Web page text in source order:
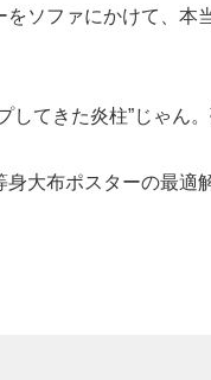
ソファにかけて、本
してきた炎柱”じゃん
大布ポスターの最適